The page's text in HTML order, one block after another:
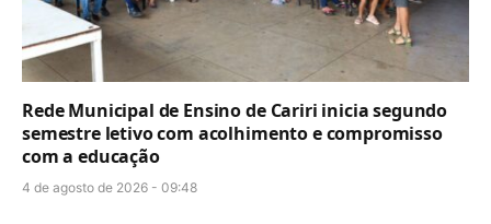
Rede Municipal de Ensino de Cariri inicia segundo
semestre letivo com acolhimento e compromisso
com a educação
4 de agosto de 2026 - 09:48